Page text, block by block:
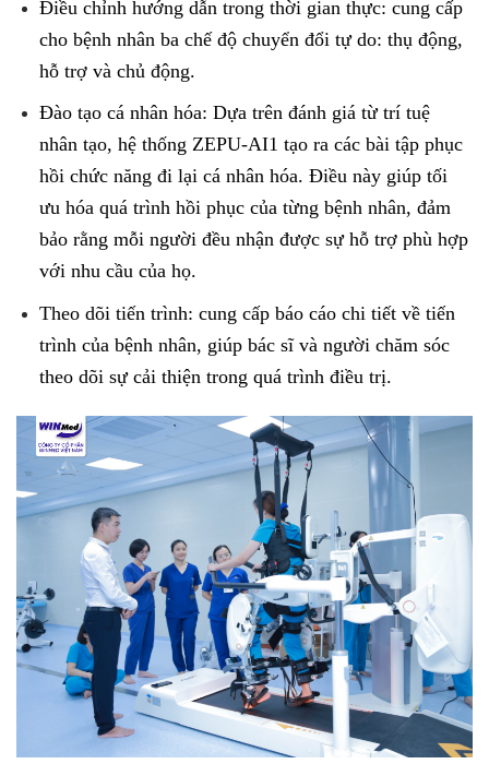
Điều chỉnh hướng dẫn trong thời gian thực: cung cấp
cho bệnh nhân ba chế độ chuyển đổi tự do: thụ động,
hỗ trợ và chủ động.
Đào tạo cá nhân hóa: Dựa trên đánh giá từ trí tuệ
nhân tạo, hệ thống ZEPU-AI1 tạo ra các bài tập phục
hồi chức năng đi lại cá nhân hóa. Điều này giúp tối
ưu hóa quá trình hồi phục của từng bệnh nhân, đảm
bảo rằng mỗi người đều nhận được sự hỗ trợ phù hợp
với nhu cầu của họ.
Theo dõi tiến trình: cung cấp báo cáo chi tiết về tiến
trình của bệnh nhân, giúp bác sĩ và người chăm sóc
theo dõi sự cải thiện trong quá trình điều trị.